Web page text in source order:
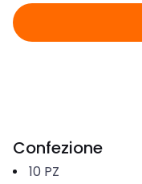
Confezione
10 PZ